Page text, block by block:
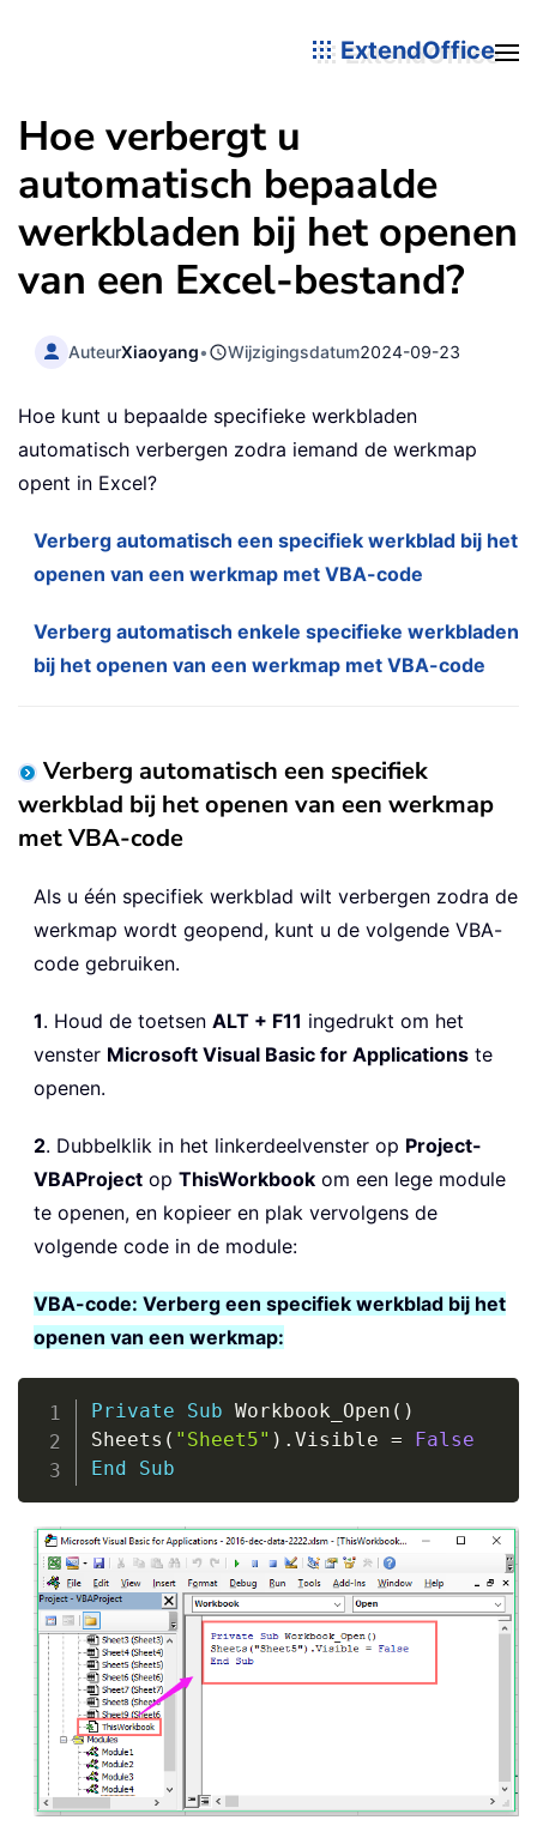
ExtendOffice
Hoe verbergt u
automatisch bepaalde
werkbladen bij het openen
van een Excel-bestand?
AuteurXiaoyang• Wijzigingsdatum2024-09-23
Hoe kunt u bepaalde specifieke werkbladen
automatisch verbergen zodra iemand de werkmap
opent in Excel?
Verberg automatisch een specifiek werkblad bij het
openen van een werkmap met VBA-code
Verberg automatisch enkele specifieke werkbladen
bij het openen van een werkmap met VBA-code
Verberg automatisch een specifiek
werkblad bij het openen van een werkmap
met VBA-code
Als u één specifiek werkblad wilt verbergen zodra de
werkmap wordt geopend, kunt u de volgende VBA-
code gebruiken.
1. Houd de toetsen ALT + F11 ingedrukt om het
venster Microsoft Visual Basic for Applications te
openen.
2. Dubbelklik in het linkerdeelvenster op Project-
VBAProject op ThisWorkbook om een lege module
te openen, en kopieer en plak vervolgens de
volgende code in de module:
VBA-code: Verberg een specifiek werkblad bij het
openen van een werkmap:
Private Sub Workbook_Open ( )
Sheets ( "Sheet5" ) . Visible =
False
End
Sub